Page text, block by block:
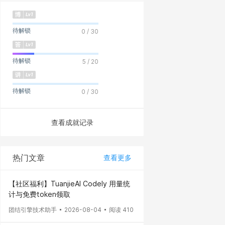
待解锁 0 / 30
待解锁 5 / 20
待解锁 0 / 30
查看成就记录
热门文章 查看更多
【社区福利】TuanjieAI Codely 用量统
计与免费token领取
团结引擎技术助手 2026-08-04 阅读 410